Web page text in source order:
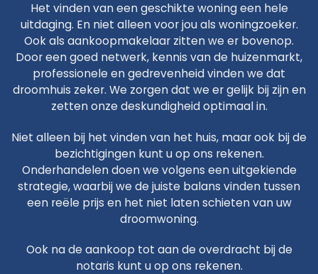
Het vinden van een geschikte woning een hele
uitdaging. En niet alleen voor jou als woningzoeker.
Ook als aankoopmakelaar zitten we er bovenop.
Door een goed netwerk, kennis van de huizenmarkt,
professionele en gedrevenheid vinden we dat
droomhuis zeker. We zorgen dat we er gelijk bij zijn en
zetten onze deskundigheid optimaal in.
Niet alleen bij het vinden van het huis, maar ook bij de
bezichtigingen kunt u op ons rekenen.
Onderhandelen doen we volgens een uitgekiende
strategie, waarbij we de juiste balans vinden tussen
een reële prijs en het niet laten schieten van uw
droomwoning.
Ook na de aankoop tot aan de overdracht bij de
notaris kunt u op ons rekenen.